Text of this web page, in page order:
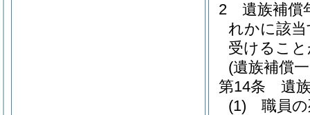
2
遺族補償
れかに該
受けるこ
(遺族補償
第14条
遺
(1)
職員